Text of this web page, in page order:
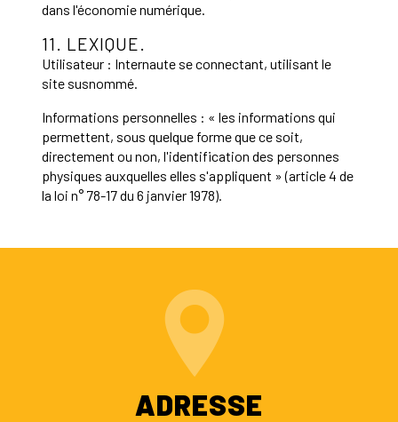
dans l'économie numérique.
11. LEXIQUE.
Utilisateur : Internaute se connectant, utilisant le
site susnommé.
Informations personnelles : « les informations qui
permettent, sous quelque forme que ce soit,
directement ou non, l'identification des personnes
physiques auxquelles elles s'appliquent » (article 4 de
la loi n° 78-17 du 6 janvier 1978).
ADRESSE